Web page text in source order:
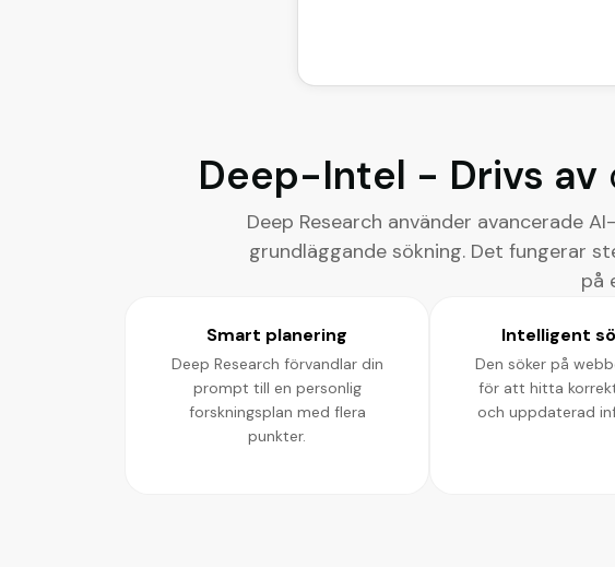
Deep-Intel - Drivs av
Deep Research använder avancerade
grundläggande sökning. Det fungerar
på
Smart planering
Deep Research förvandlar din
prompt till en personlig
forskningsplan med flera
punkter.
Intelligent
Den söker på
för att hitta
och uppdaterad